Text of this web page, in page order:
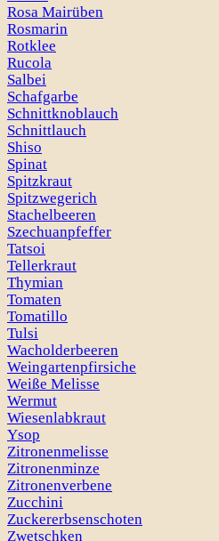
Rosa Mairüben
Rosmarin
Rotklee
Rucola
Salbei
Schafgarbe
Schnittknoblauch
Schnittlauch
Shiso
Spinat
Spitzkraut
Spitzwegerich
Stachelbeeren
Szechuanpfeffer
Tatsoi
Tellerkraut
Thymian
Tomaten
Tomatillo
Tulsi
Wacholderbeeren
Weingartenpfirsiche
Weiße Melisse
Wermut
Wiesenlabkraut
Ysop
Zitronenmelisse
Zitronenminze
Zitronenverbene
Zucchini
Zuckererbsenschoten
Zwetschken